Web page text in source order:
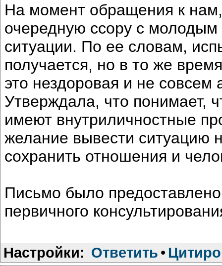
На момент обращения к
очередную ссору с молодым
ситуации. По ее словам,
получается, но в то же
это нездоровая и не совсем
Утверждала, что понимает,
имеют внутриличностные
желание вывести ситуацию
сохранить отношения и
Письмо было
первичного
Настройки: Ответить •